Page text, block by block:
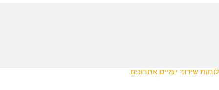
לוחות שידור יומיים אחרונים